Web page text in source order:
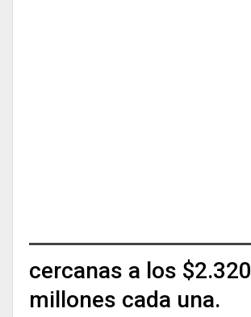
cercanas a los $2.320
millones cada una.